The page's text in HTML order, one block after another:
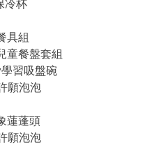
冷杯
具組
童餐盤套組
習吸盤碗
願泡泡
蓮蓬頭
願泡泡